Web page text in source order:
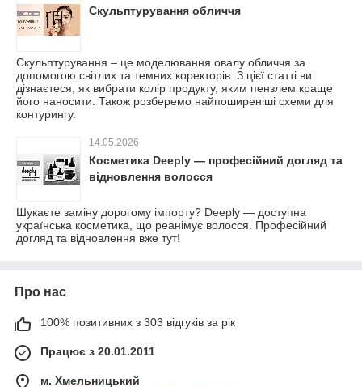
Скульптурування обличчя
Скульптурування – це моделювання овалу обличчя за
допомогою світлих та темних коректорів. З цієї статті ви
дізнаєтеся, як вибрати колір продукту, яким пензлем краще
його наносити. Також розберемо найпоширеніші схеми для
контурингу.
14.05.2026
Косметика Deeply — професійний догляд та
відновлення волосся
Шукаєте заміну дорогому імпорту? Deeply — доступна
українська косметика, що реанімує волосся. Професійний
догляд та відновлення вже тут!
Про нас
100% позитивних з 303 відгуків за рік
Працює з 20.01.2011
м. Хмельницький